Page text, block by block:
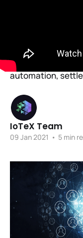
verifiable facts to
world with
automation,
IoTeX Team
09 Jan 2021 • 5 min